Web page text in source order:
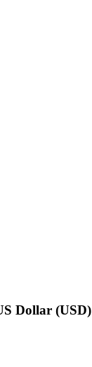
Dollar (USD)